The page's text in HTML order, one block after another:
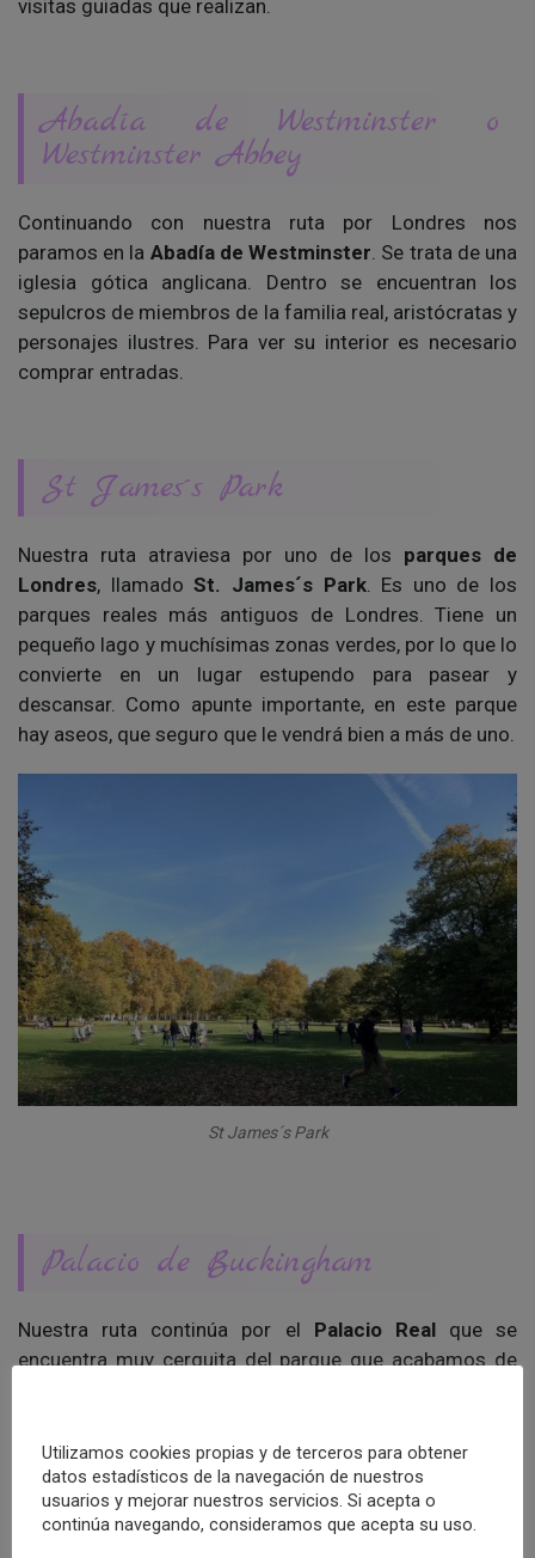
visitas guiadas que realizan.
Abadía de Westminster o
Westminster Abbey
Continuando con nuestra ruta por Londres nos
paramos en la Abadía de Westminster . Se trata de una
iglesia gótica anglicana. Dentro se encuentran los
sepulcros de miembros de la familia real, aristócratas y
personajes ilustres. Para ver su interior es necesario
comprar entradas.
St James´s Park
Nuestra ruta atraviesa por uno de los parques de
Londres, llamadoSt. James´s Park. Es uno de los
parques reales más antiguos de Londres. Tiene un
pequeño lago y muchísimas zonas verdes, por lo que lo
convierte en un lugar estupendo para pasear y
descansar. Como apunte importante, en este parque
hay aseos, que seguro que le vendrá bien a más de uno.
St James´s Park
Palacio de Buckingham
Nuestra ruta continúa por el Palacio Realque se
encuentra muy cerquita del parque que acabamos de
¿A que no sabíais que al principio era un hotel?. Fue
construido para John Sheffield, duque de Buckingham y
Normanby, aunque más tarde el Rey Jorge III lo
convirtió en su residencia.
Utilizamos cookies propias y de terceros para obtener
datos estadísticos de la navegación de nuestros
usuarios y mejorar nuestros servicios. Si acepta o
continúa navegando, consideramos que acepta su uso.